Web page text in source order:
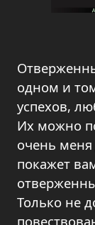
одном и
успехов,
Их можно
очень
покажет
Только не